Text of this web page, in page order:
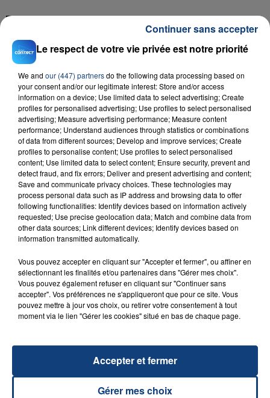
23 juillet 2026
INCENDIE MORTEL À LENS : UNE FEMME ET
SON BÉBÉ ENTRE LA VIE ET LA...
Un homme s'est immolé par le feu après avoir
aspergé sa compagne et leur bébé de trois mois
d'un liquide inflammable.
20 juillet 2026
UNE ADOLESCENTE DEVANT SE FAIRE
OPÉRER DE LA CHEVILLE RESSORT DE LA...
reconnu sa responsabilité et présenté ses
TITRES DIFFUSÉS
Le respect de votre vie privée est notre priorité
We and our (447) partnersdo the following data processing based on
your consent and/or our legitimate interest: Store and/or access
information on a device; Use limited data to select advertising; Create
profiles for personalised advertising; Use profiles to select personalised
advertising; Measure advertising performance; Measure content
performance; Understand audiences through statistics or combinations
of data from different sources; Develop and improve services; Create
profiles to personalise content; Use profiles to select personalised
content; Use limited data to select content; Ensure security, prevent and
detect fraud, and fix errors; Deliver and present advertising and content;
Save and communicate privacy choices. These technologies may
process personal data such as IP address and browsing data to offer
following functionalities: Identify devices based on information actively
requested; Use precise geolocation data; Match and combine data from
other data sources; Link different devices; Identify devices based on
information transmitted automatically.
Vous pouvez accepter en cliquant sur "Accepter et fermer", ou affiner en
sélectionnant les finalités et/ou partenaires dans "Gérer mes choix".
Vous pouvez également refuser en cliquant sur "Continuer sans
accepter". Vos préférences ne s'appliqueront que pour ce site. Vous
pouvez mettre à jour vos choix, ou retirer votre consentement à tout
moment via le lien "Gérer les cookies" situé en bas de chaque page.
Gérer mes choix
Accepter et fermer
Continuer sans accepter